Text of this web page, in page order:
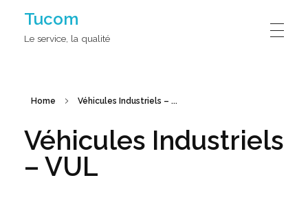
Tucom
Le service, la qualité
Home Véhicules Industriels – ...
Véhicules Industriels
– VUL